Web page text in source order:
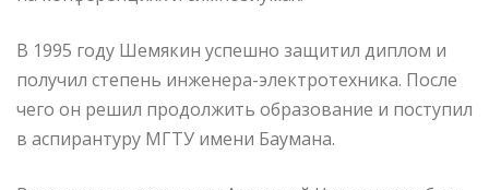
В 1995 году Шемякин успешно защитил диплом и
получил степень инженера-электротехника. После
чего он решил продолжить образование и поступил
в аспирантуру МГТУ имени Баумана.